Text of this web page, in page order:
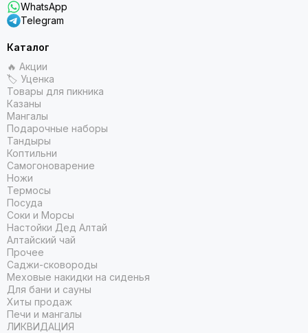
WhatsApp
Telegram
Каталог
🔥 Акции
🏷 Уценка
Товары для пикника
Казаны
Мангалы
Подарочные наборы
Тандыры
Коптильни
Самогоноварение
Ножи
Термосы
Посуда
Соки и Морсы
Настойки Дед Алтай
Алтайский чай
Прочее
Саджи-сковороды
Меховые накидки на сиденья
Для бани и сауны
Хиты продаж
Печи и мангалы
ЛИКВИДАЦИЯ